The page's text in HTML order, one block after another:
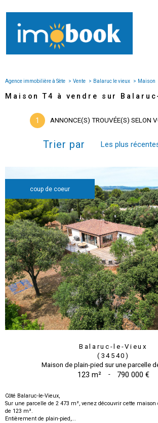
Agence immobilière à Sète Vente Balaruc le vieux Maison
Maison T4 à vendre sur
1 ANNONCE(S) TROUVÉE(S) SELON
Trier par Les plus
coup de coeur
Balaruc-le-Vieux
(34540)
Maison de plain-pied sur une parcelle
123 m² - 790 000 €
Côté Balaruc-le-Vieux,
Sur une parcelle de 2 473 m², venez découvrir cette
de 123 m².
Entièrement de plain-pied,...